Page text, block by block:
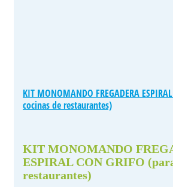
KIT MONOMANDO FREGADERA
cocinas de restaurantes)
KIT MONOMANDO
ESPIRAL CON GRIFO
restaurantes)